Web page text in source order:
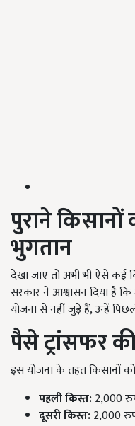
पुराने
भुगतान
देखा जाए तो अभी भी ऐसे कई
सरकार ने आश्वासन दिया है
योजना से नहीं जुड़े हैं, उन्हें
पैसे ट्रांसफर की
इस योजना के तहत किसानों
पहली किस्त:2,000
दूसरी किस्त:2,000